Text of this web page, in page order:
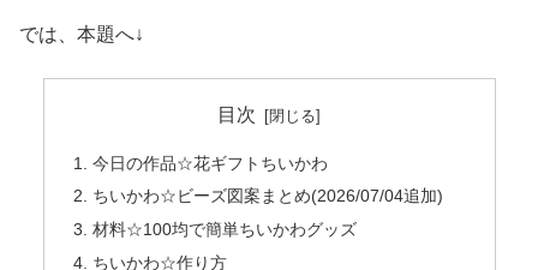
では、本題へ↓
目次
今日の作品☆花ギフトちいかわ
ちいかわ☆ビーズ図案まとめ(2026/07/04追加)
材料☆100均で簡単ちいかわグッズ
ちいかわ☆作り方